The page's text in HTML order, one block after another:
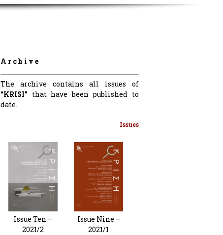
Archive
The archive contains all issues of
“KRISI” that have been published to
date.
Issues
Issue Ten –
2021/2
Issue Nine –
2021/1